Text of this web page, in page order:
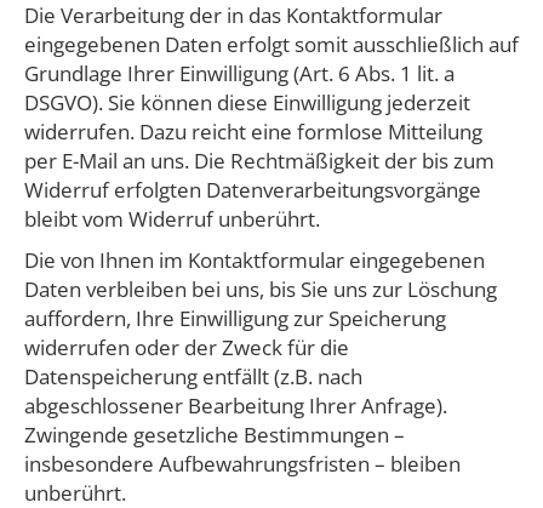
​Die Verarbeitung der in das Kontaktformular
eingegebenen Daten erfolgt somit ausschließlich auf
Grundlage Ihrer Einwilligung (Art. 6 Abs. 1 lit. a
DSGVO). Sie können diese Einwilligung jederzeit
widerrufen. Dazu reicht eine formlose Mitteilung
per E-Mail an uns. Die Rechtmäßigkeit der bis zum
Widerruf erfolgten Datenverarbeitungsvorgänge
bleibt vom Widerruf unberührt.
​Die von Ihnen im Kontaktformular eingegebenen
Daten verbleiben bei uns, bis Sie uns zur Löschung
auffordern, Ihre Einwilligung zur Speicherung
widerrufen oder der Zweck für die
Datenspeicherung entfällt (z.B. nach
abgeschlossener Bearbeitung Ihrer Anfrage).
Zwingende gesetzliche Bestimmungen –
insbesondere Aufbewahrungsfristen – bleiben
unberührt.